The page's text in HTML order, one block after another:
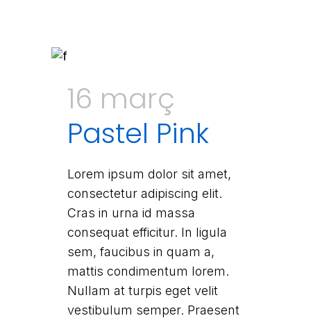
16 març
Pastel Pink
Lorem ipsum dolor sit amet,
consectetur adipiscing elit.
Cras in urna id massa
consequat efficitur. In ligula
sem, faucibus in quam a,
mattis condimentum lorem.
Nullam at turpis eget velit
vestibulum semper. Praesent